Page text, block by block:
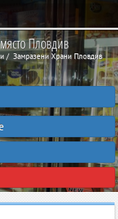
Пловдив
Замразени Храни Пловдив